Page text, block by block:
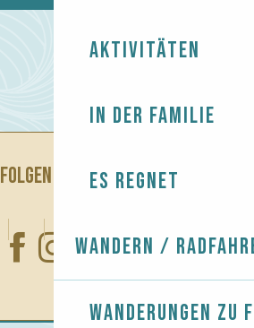
Aktivitäten
In der Familie
Es regnet
Wandern /
Wanderungen zu
FOLGEN SIE UNS